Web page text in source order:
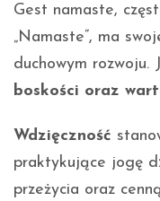
Gest namaste,
„Namaste”, ma
duchowym rozwoju.
boskości oraz
Wdzięczność
praktykujące jogę
przeżycia oraz